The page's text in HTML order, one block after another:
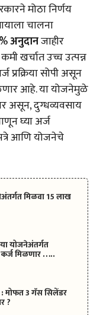
मोठा निर्णय
चालना
अनुदानजाहीर
खर्चात उच्च उत्पन्न
प्रक्रिया सोपी असून
आहे. या योजनेमुळे
असून, दुग्धव्यवसाय
घ्या अर्ज
आणि योजनेचे
मिळवा 15 लाख
या योजनेअंतर्गत
मिळणार …..
: मोफत 3 गॅस सिलेंडर
?